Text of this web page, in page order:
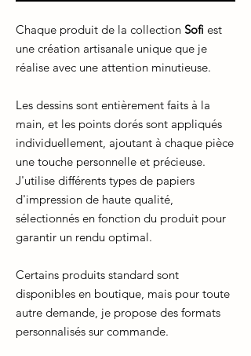
Chaque produit de la collection Sofi est
une création artisanale unique que je
réalise avec une attention minutieuse.
Les dessins sont entièrement faits à la
main, et les points dorés sont appliqués
individuellement, ajoutant à chaque pièce
une touche personnelle et précieuse.
J'utilise différents types de papiers
d'impression de haute qualité,
sélectionnés en fonction du produit pour
garantir un rendu optimal.
Certains produits standard sont
disponibles en boutique, mais pour toute
autre demande, je propose des formats
personnalisés sur commande.